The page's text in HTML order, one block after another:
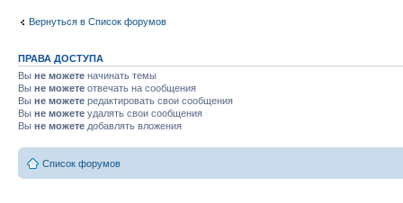
Вернуться в Список форумов
ПРАВА ДОСТУПА
Вы не можете начинать темы
Вы не можете отвечать на сообщения
Вы не можете редактировать свои сообщения
Вы не можете удалять свои сообщения
Вы не можете добавлять вложения
Список форумов